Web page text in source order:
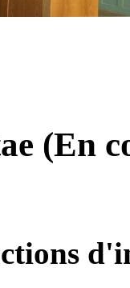
(En